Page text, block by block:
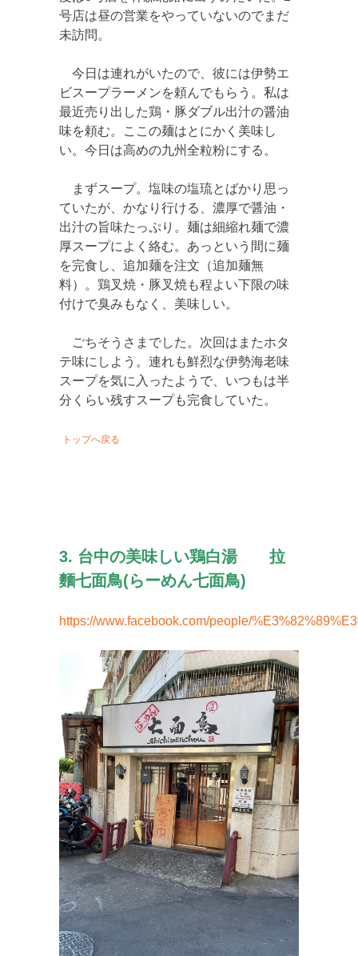
号店は昼の営業をやっていないのでまだ
未訪問。
今日は連れがいたので、彼には伊勢エ
ビスープラーメンを頼んでもらう。私は
最近売り出した鶏・豚ダブル出汁の醤油
味を頼む。ここの麺はとにかく美味し
い。今日は高めの九州全粒粉にする。
まずスープ。塩味の塩琉とばかり思っ
ていたが、かなり行ける、濃厚で醤油・
出汁の旨味たっぷり。麺は細縮れ麺で濃
厚スープによく絡む。あっという間に麺
を完食し、追加麺を注文（追加麺無
料）。鶏叉焼・豚叉焼も程よい下限の味
付けで臭みもなく、美味しい。
ごちそうさまでした。次回はまたホタ
テ味にしよう。連れも鮮烈な伊勢海老味
スープを気に入ったようで、いつもは半
分くらい残すスープも完食していた。
トップへ戻る
3. 台中の美味しい鶏白湯 拉
麵七面鳥(らーめん七面鳥)
https://www.facebook.com/people/